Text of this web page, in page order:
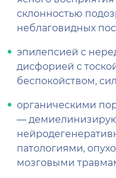
склонностью
неблаговидных
эпилепсией с
дисфорией с
беспокойством,
органическими
—
патологиями,
мозговыми